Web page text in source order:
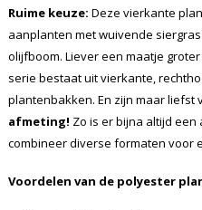
Ruime keuze: Deze vierkante
aanplanten met wuivende
olijfboom. Liever een maatje groter
serie bestaat uit vierkante,
plantenbakken. En zijn maar liefst
afmeting! Zo is er bijna altijd
combineer diverse formaten voor
Voordelen van de polyester